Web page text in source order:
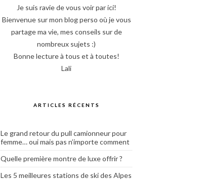
Je suis ravie de vous voir par ici!
Bienvenue sur mon blog perso où je vous
partage ma vie, mes conseils sur de
nombreux sujets :)
Bonne lecture à tous et à toutes!
Lali
ARTICLES RÉCENTS
Le grand retour du pull camionneur pour
femme… oui mais pas n’importe comment
Quelle première montre de luxe offrir ?
Les 5 meilleures stations de ski des Alpes